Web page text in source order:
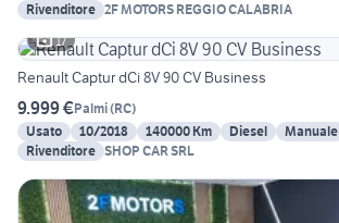
Rivenditore 2F MOTORS REGGIO CALABRIA
17
Renault Captur dCi 8V 90 CV Business
9.999 €Palmi(RC)
Usato
10/2018 140000 Km Diesel Manuale
Rivenditore SHOP CAR SRL